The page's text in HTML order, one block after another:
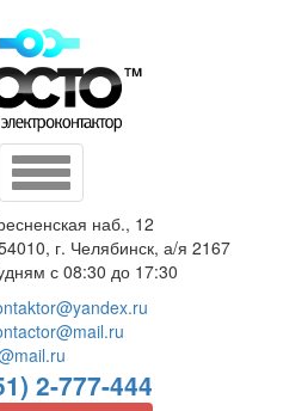
Toggle
navigation
наб., 12
г. Челябинск, а/я 2167
с 08:30 до 17:30
2-777-444